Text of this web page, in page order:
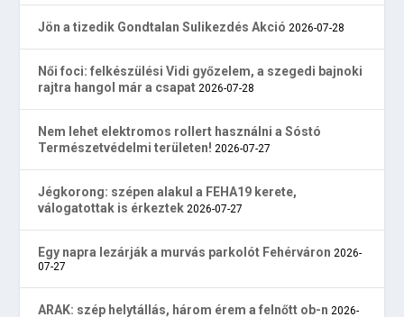
Jön a tizedik Gondtalan Sulikezdés Akció 2026-07-28
Női foci: felkészülési Vidi győzelem, a szegedi bajnoki
rajtra hangol már a csapat 2026-07-28
Nem lehet elektromos rollert használni a Sóstó
Természetvédelmi területen! 2026-07-27
Jégkorong: szépen alakul a FEHA19 kerete,
válogatottak is érkeztek 2026-07-27
Egy napra lezárják a murvás parkolót Fehérváron 2026-
07-27
ARAK: szép helytállás, három érem a felnőtt ob-n 2026-